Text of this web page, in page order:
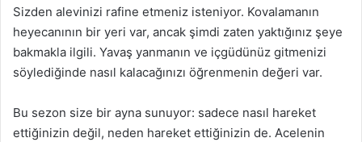
Sizden alevinizi rafine etmeniz isteniyor. Kovalamanın
heyecanının bir yeri var, ancak şimdi zaten yaktığınız şeye
bakmakla ilgili. Yavaş yanmanın ve içgüdünüz gitmenizi
söylediğinde nasıl kalacağınızı öğrenmenin değeri var.
Bu sezon size bir ayna sunuyor: sadece nasıl hareket
ettiğinizin değil, neden hareket ettiğinizin de. Acelenin